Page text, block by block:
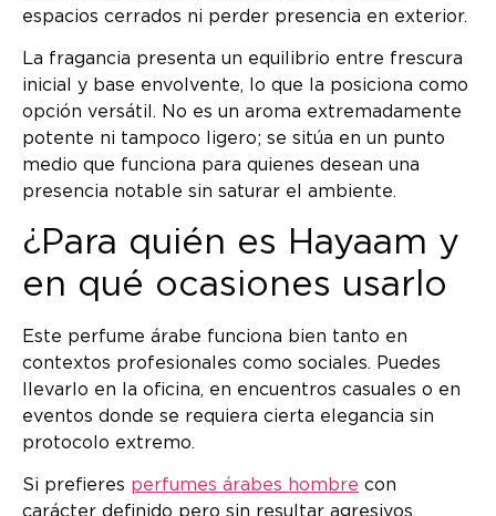
espacios cerrados ni perder presencia en exterior.
La fragancia presenta un equilibrio entre frescura
inicial y base envolvente, lo que la posiciona como
opción versátil. No es un aroma extremadamente
potente ni tampoco ligero; se sitúa en un punto
medio que funciona para quienes desean una
presencia notable sin saturar el ambiente.
¿Para quién es Hayaam y
en qué ocasiones usarlo
Este perfume árabe funciona bien tanto en
contextos profesionales como sociales. Puedes
llevarlo en la oficina, en encuentros casuales o en
eventos donde se requiera cierta elegancia sin
protocolo extremo.
Si prefieres perfumes árabes hombre con
carácter definido pero sin resultar agresivos,